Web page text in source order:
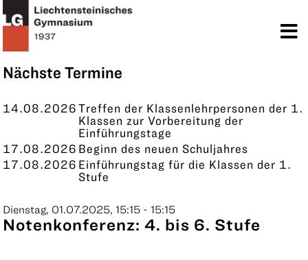
Nächste Termine
14.08.2026Treffen der Klassenlehrpersonen der 1.
Klassen zur Vorbereitung der
Einführungstage
17.08.2026 Beginn des neuen Schuljahres
17.08.2026 Einführungstag für die Klassen der 1.
Stufe
KONTAKT
Dienstag, 01.07.2025, 15:15 - 15:15
Notenkonferenz: 4. bis 6. Stufe